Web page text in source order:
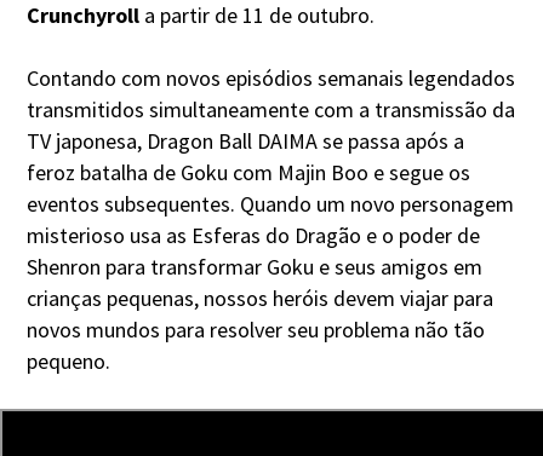
Crunchyroll a partir de 11 de outubro.
Contando com novos episódios semanais legendados
transmitidos simultaneamente com a transmissão da
TV japonesa, Dragon Ball DAIMA se passa após a
feroz batalha de Goku com Majin Boo e segue os
eventos subsequentes. Quando um novo personagem
misterioso usa as Esferas do Dragão e o poder de
Shenron para transformar Goku e seus amigos em
crianças pequenas, nossos heróis devem viajar para
novos mundos para resolver seu problema não tão
pequeno.